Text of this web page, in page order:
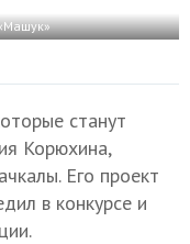
станут
Корюхина,
Его проект
в конкурсе и